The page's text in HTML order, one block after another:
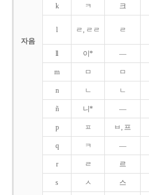
자음
k ㅋ 크
l ㄹ, ㄹㄹ ㄹ
ll 이* ―
m ㅁ ㅁ
n ㄴ ㄴ
ñ 니* ―
p ㅍ ㅂ, 프
q ㅋ ―
r ㄹ 르
s ㅅ 스